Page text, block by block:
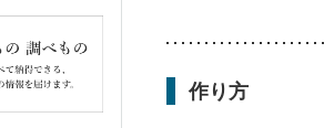
作り方